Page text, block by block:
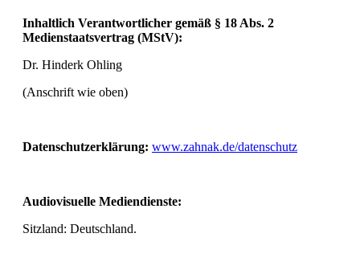
Inhaltlich Verantwortlicher gemäß § 18 Abs. 2
Medienstaatsvertrag (MStV):
Dr. Hinderk Ohling
(Anschrift wie oben)
Datenschutzerklärung: www.zahnak.de/datenschutz
Audiovisuelle Mediendienste:
Sitzland: Deutschland.